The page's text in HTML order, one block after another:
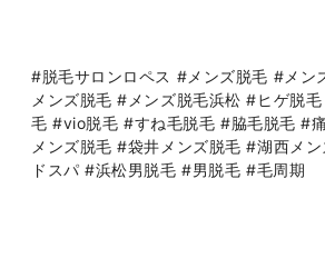
#脱毛サロンロペス #メンズ脱毛 #メン
メンズ脱毛 #メンズ脱毛浜松 #ヒゲ脱
毛 #vio脱毛 #すね毛脱毛 #脇毛脱毛 #
メンズ脱毛 #袋井メンズ脱毛 #湖西メ
ドスパ #浜松男脱毛 #男脱毛 #毛周期